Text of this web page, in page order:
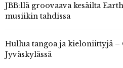
JBB:llä groovaava kesäilta
musiikin tahdissa
Hullua tangoa ja kieloniittyjä –
Jyväskylässä